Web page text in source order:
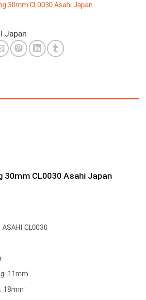
30mm CL0030 Asahi Japan
Japan
30mm CL0030 Asahi Japan
CL0030
11mm
18mm